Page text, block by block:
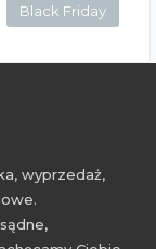
Black Friday
wyprzedaż,